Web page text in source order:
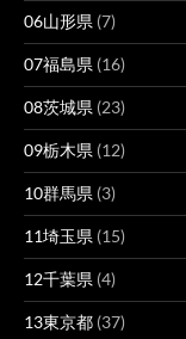
06山形県 (7)
07福島県 (16)
08茨城県 (23)
09栃木県 (12)
10群馬県 (3)
11埼玉県 (15)
12千葉県 (4)
13東京都 (37)